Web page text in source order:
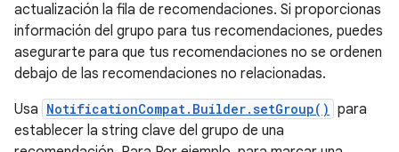
actualización la fila de recomendaciones. Si proporcionas
información del grupo para tus recomendaciones, puedes
asegurarte para que tus recomendaciones no se ordenen
debajo de las recomendaciones no relacionadas.
Usa NotificationCompat.Builder.setGroup() para
establecer la string clave del grupo de una